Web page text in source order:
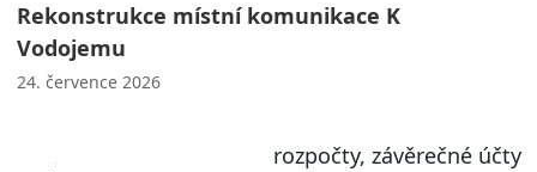
Rekonstrukce místní komunikace K
Vodojemu
24. července 2026
rozpočty, závěrečné účty